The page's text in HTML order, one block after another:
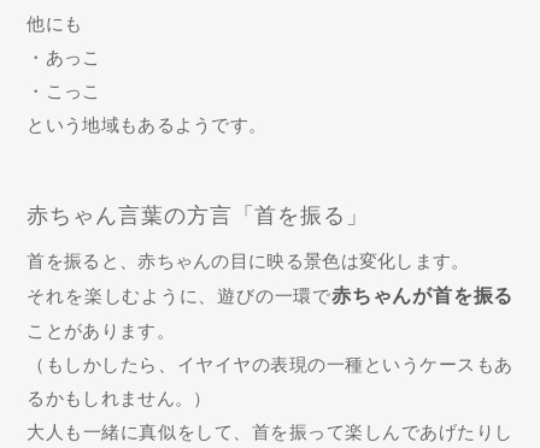
他にも
・あっこ
・こっこ
という地域もあるようです。
赤ちゃん言葉の方言「首を振る」
首を振ると、赤ちゃんの目に映る景色は変化します。
それを楽しむように、遊びの一環で赤ちゃんが首を振る
ことがあります。
（もしかしたら、イヤイヤの表現の一種というケースもあ
るかもしれません。）
大人も一緒に真似をして、首を振って楽しんであげたりし